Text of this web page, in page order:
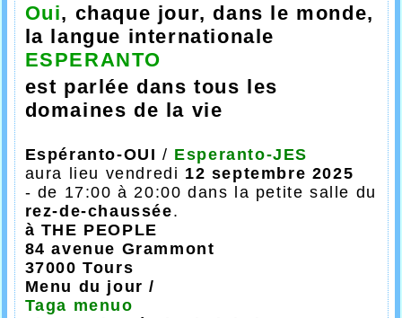
Oui, chaque jour, dans le monde,
la langue internationale
ESPERANTO
est parlée dans tous les
domaines de la vie
Espéranto-OUI / Esperanto-JES
aura lieu vendredi 12 septembre 2025
- de 17:00 à 20:00 dans la petite salle du
rez-de-chaussée.
à THE PEOPLE
84 avenue Grammont
37000 Tours
Menu du jour /
Taga menuo